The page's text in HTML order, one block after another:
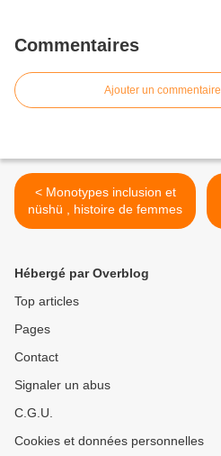
Commentaires
Ajouter un commentaire
< Monotypes inclusion et
nüshü , histoire de femmes
Hébergé par Overblog
Top articles
Pages
Contact
Signaler un abus
C.G.U.
Cookies et données personnelles